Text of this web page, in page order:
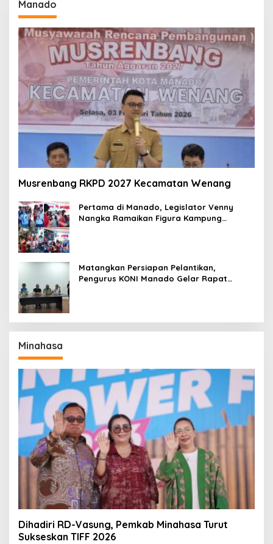
Manado
Musrenbang RKPD 2027 Kecamatan Wenang
Pertama di Manado, Legislator Venny
Nangka Ramaikan Figura Kampung
Matangkan Persiapan Pelantikan,
Pengurus KONI Manado Gelar Rapat
Minahasa
Dihadiri RD-Vasung, Pemkab Minahasa Turut
Sukseskan TIFF 2026